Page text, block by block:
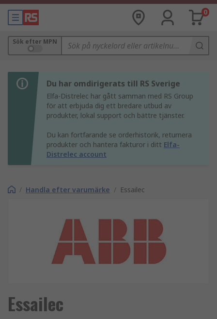
0
Sök efter MPN
Du har omdirigerats till RS Sverige
Elfa-Distrelec har gått samman med RS Group
för att erbjuda dig ett bredare utbud av
produkter, lokal support och bättre tjänster.
Du kan fortfarande se orderhistorik, returnera
produkter och hantera fakturor i ditt Elfa-
Distrelec account
/ Handla efter varumärke / Essailec
Essailec